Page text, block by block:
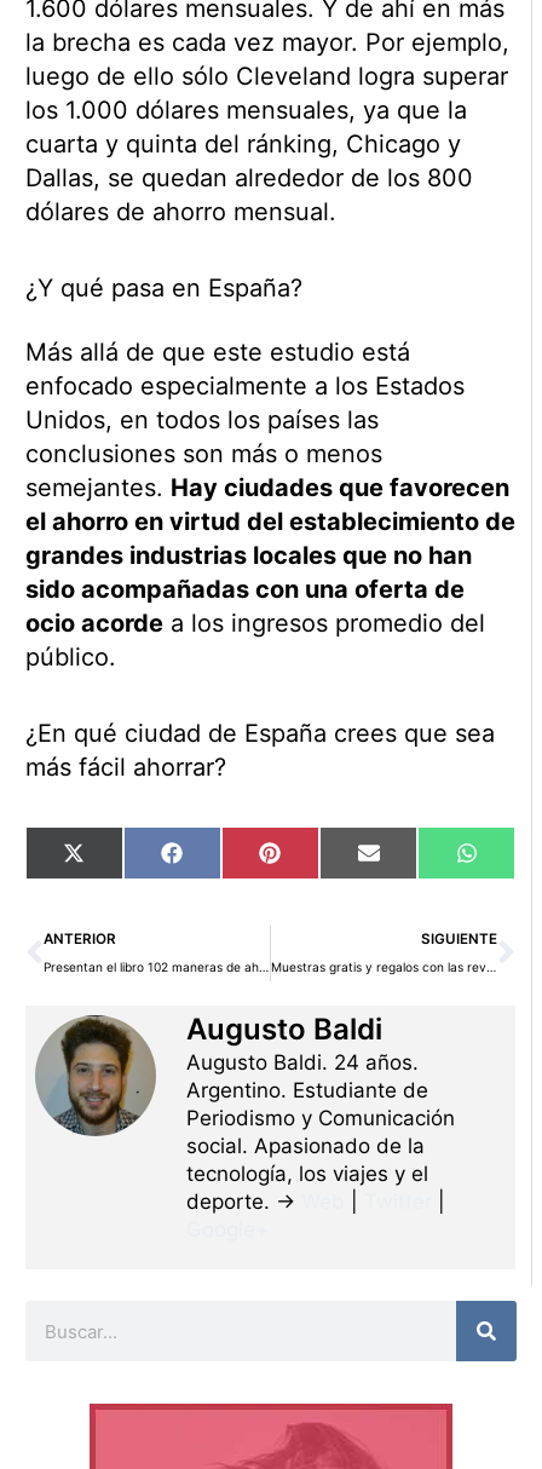
1.600 dólares mensuales. Y de ahí en más
la brecha es cada vez mayor. Por ejemplo,
luego de ello sólo Cleveland logra superar
los 1.000 dólares mensuales, ya que la
cuarta y quinta del ránking, Chicago y
Dallas, se quedan alrededor de los 800
dólares de ahorro mensual.
¿Y qué pasa en España?
Más allá de que este estudio está
enfocado especialmente a los Estados
Unidos, en todos los países las
conclusiones son más o menos
semejantes. Hay ciudades que favorecen
el ahorro en virtud del establecimiento de
grandes industrias locales que no han
sido acompañadas con una oferta de
ocio acordea los ingresos promedio del
público.
¿En qué ciudad de España crees que sea
más fácil ahorrar?
Compartir
en
X
(Twitter)
Compartir
en
Facebook Compartir
en
Pinterest Compartir
en
Email
en
Ant
ANTERIOR
Presentan el libro 102 maneras de ahorrar dinero en Disney
SIGUIENTE
Muestras gratis y regalos con las revistas de junio
Augusto Baldi
Augusto Baldi. 24 años.
Argentino. Estudiante de
Periodismo y Comunicación
social. Apasionado de la
tecnología, los viajes y el
deporte. →